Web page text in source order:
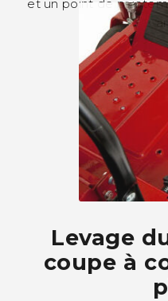
et un point de
Levage
coupe à